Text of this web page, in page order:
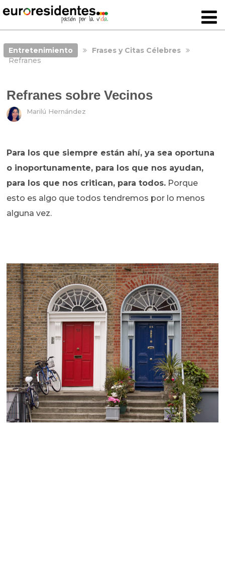
Entretenimiento
Frases y Citas Célebres
Refranes
Refranes sobre Vecinos
Marilú Hernández
Para los que siempre están ahí, ya sea oportuna
o inoportunamente, para los que nos ayudan,
para los que nos critican, para todos. Porque
esto es algo que todos tendremos por lo menos
alguna vez.